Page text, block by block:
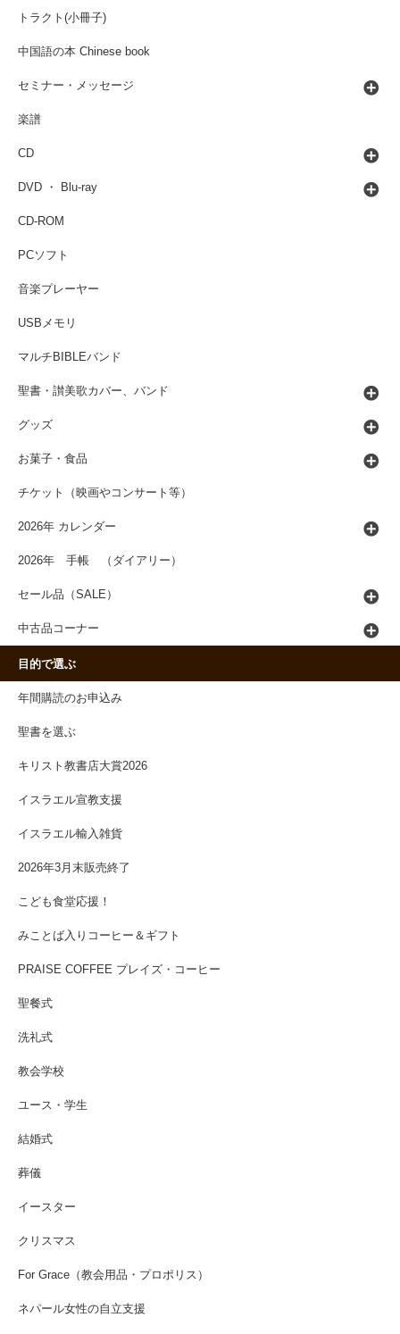
トラクト(小冊子)
中国語の本 Chinese book
セミナー・メッセージ
楽譜
CD
DVD ・ Blu-ray
CD-ROM
PCソフト
音楽プレーヤー
USBメモリ
マルチBIBLEバンド
聖書・讃美歌カバー、バンド
グッズ
お菓子・食品
チケット（映画やコンサート等）
2026年 カレンダー
2026年 手帳 （ダイアリー）
セール品（SALE）
中古品コーナー
目的で選ぶ
年間購読のお申込み
聖書を選ぶ
キリスト教書店大賞2026
イスラエル宣教支援
イスラエル輸入雑貨
2026年3月末販売終了
こども食堂応援！
みことば入りコーヒー＆ギフト
PRAISE COFFEE プレイズ・コーヒー
聖餐式
洗礼式
教会学校
ユース・学生
結婚式
葬儀
イースター
クリスマス
For Grace（教会用品・プロポリス）
ネパール女性の自立支援